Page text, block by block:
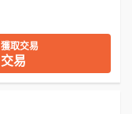
獲取交易
交易